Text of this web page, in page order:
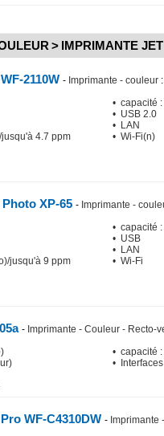
> IMPRIMANTE
2110W - Imprimante - couleur :
4.7 ppm
• capacité
• USB 2.0
• LAN
• Wi-Fi(n)
XP-65 - Imprimante -
jusqu'à 9 ppm
• capacité
• USB
• LAN
• Wi-Fi
- Imprimante - Couleur - Recto-
• capacité
•
WF-C4310DW - Imprimante